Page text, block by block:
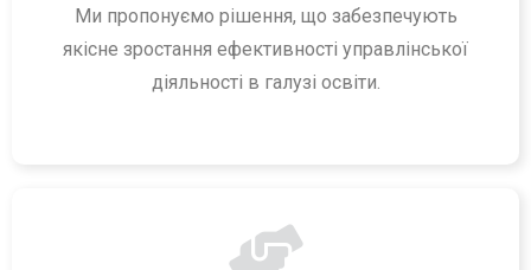
Ми пропонуємо рішення, що забезпечують
якісне зростання ефективності управлінської
діяльності в галузі освіти.